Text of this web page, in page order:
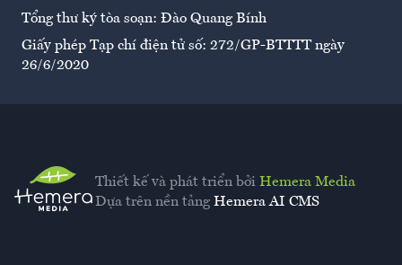
Tổng thư ký tòa soạn: Đào Quang Bính
Giấy phép Tạp chí điện tử số: 272/GP-BTTTT ngày
26/6/2020
Thiết kế và phát triển bởi Hemera Media
Dựa trên nền tảng Hemera AI CMS